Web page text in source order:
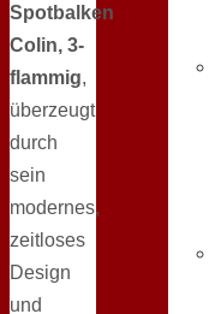
Spotbalken
Colin, 3-
flammig,
überzeugt
durch
sein
modernes,
zeitloses
Design
und